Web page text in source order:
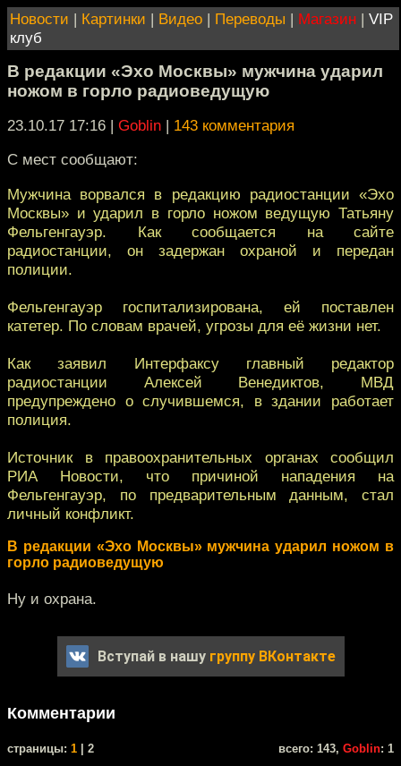
Новости | Картинки | Видео | Переводы | Магазин | VIP
клуб
В редакции «Эхо Москвы» мужчина ударил
ножом в горло радиоведущую
23.10.17 17:16 | Goblin | 143 комментария
С мест сообщают:
Мужчина ворвался в редакцию радиостанции «Эхо
Москвы» и ударил в горло ножом ведущую Татьяну
Фельгенгауэр. Как сообщается на сайте
радиостанции, он задержан охраной и передан
полиции.
Фельгенгауэр госпитализирована, ей поставлен
катетер. По словам врачей, угрозы для её жизни нет.
Как заявил Интерфаксу главный редактор
радиостанции Алексей Венедиктов, МВД
предупреждено о случившемся, в здании работает
полиция.
Источник в правоохранительных органах сообщил
РИА Новости, что причиной нападения на
Фельгенгауэр, по предварительным данным, стал
личный конфликт.
В редакции «Эхо Москвы» мужчина ударил ножом в
горло радиоведущую
Ну и охрана.
Вступай в нашу группу ВКонтакте
Комментарии
cтраницы: 1 | 2 всего: 143, Goblin: 1